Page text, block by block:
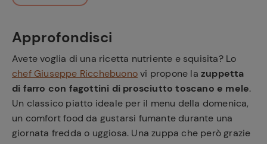
Approfondisci
Avete voglia di una ricetta nutriente e squisita? Lo
chef Giuseppe Ricchebuonovi propone la zuppetta
di farro con fagottini di prosciutto toscano e mele.
Un classico piatto ideale per il menu della domenica,
un comfort food da gustarsi fumante durante una
giornata fredda o uggiosa. Una zuppa che però grazie